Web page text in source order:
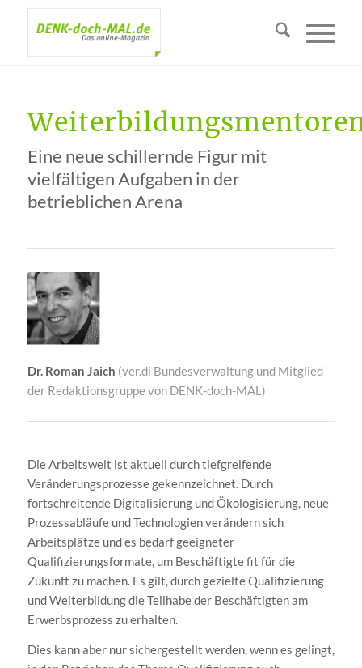
Eine neue schillernde Figur mit
vielfältigen Aufgaben in der
betrieblichen Arena
Dr. Roman Jaich (ver.di Bundesverwaltung und Mitglied
der Redaktionsgruppe von DENK-doch-MAL)
Die Arbeitswelt ist aktuell durch tiefgreifende
Veränderungsprozesse gekennzeichnet. Durch
fortschreitende Digitalisierung und Ökologisierung, neue
Prozessabläufe und Technologien verändern sich
Arbeitsplätze und es bedarf geeigneter
Qualifizierungsformate, um Beschäftigte fit für die
Zukunft zu machen. Es gilt, durch gezielte Qualifizierung
und Weiterbildung die Teilhabe der Beschäftigten am
Erwerbsprozess zu erhalten.
Dies kann aber nur sichergestellt werden, wenn es gelingt,